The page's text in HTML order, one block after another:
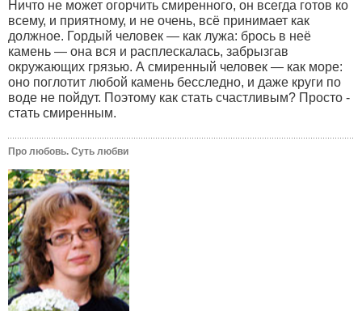
Ничто не может огорчить смиренного, он всегда готов ко
всему, и приятному, и не очень, всё принимает как
должное. Гордый человек — как лужа: брось в неё
камень — она вся и расплескалась, забрызгав
окружающих грязью. А смиренный человек — как море:
оно поглотит любой камень бесследно, и даже круги по
воде не пойдут. Поэтому как стать счастливым? Просто -
стать смиренным.
Про любовь. Суть любви